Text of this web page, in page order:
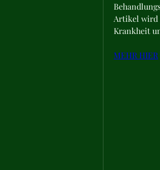
Artikel wird
Krankheit
MEHR HIER